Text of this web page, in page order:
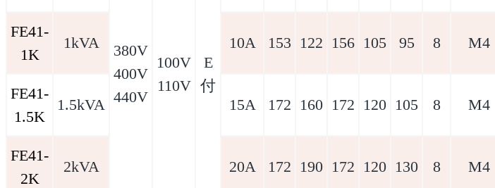
380V
400V
440V
100V
110V
E
付
FE41-
1K
1kVA 10A 153 122 156 105 95 8 M4
FE41-
1.5K
1.5kVA 15A 172 160 172 120 105 8 M4
FE41-
2K
2kVA 20A 172 190 172 120 130 8 M4